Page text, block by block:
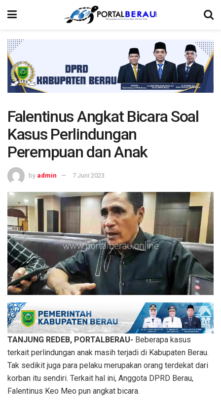
Falentinus Angkat Bicara Soal
Kasus Perlindungan
Perempuan dan Anak
by admin 7 Juni 2023
TANJUNG REDEB, PORTALBERAU- Beberapa kasus
terkait perlindungan anak masih terjadi di Kabupaten Berau.
Tak sedikit juga para pelaku merupakan orang terdekat dari
korban itu sendiri. Terkait hal ini, Anggota DPRD Berau,
Falentinus Keo Meo pun angkat bicara.